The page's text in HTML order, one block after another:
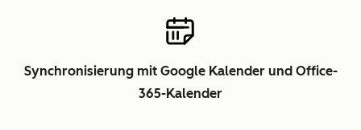
Synchronisierung mit Google Kalender und Office-
365-Kalender